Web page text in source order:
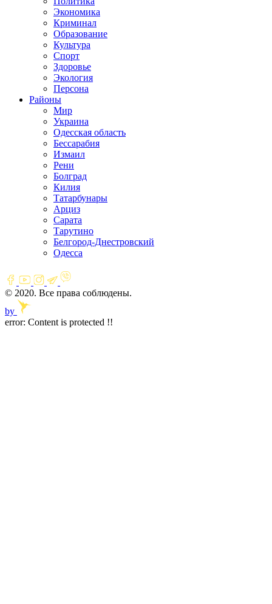
Экономика
Криминал
Образование
Культура
Спорт
Здоровье
Экология
Персона
Районы
Мир
Украина
Одесская область
Бессарабия
Измаил
Рени
Болград
Килия
Татарбунары
Арциз
Сарата
Тарутино
Белгород-Днестровский
Одесса
© 2020. Все права соблюдены.
by
error: Content is protected !!